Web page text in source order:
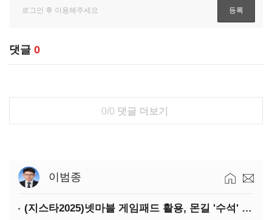
댓글 0
0/0 댓글 더보기
이범종
(지스타2025)넷마블 게임패드 활용, 몬길 '수석' 7대죄 '차석'